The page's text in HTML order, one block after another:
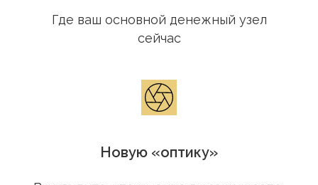
Где ваш основной денежный узел
сейчас
Новую «оптику»